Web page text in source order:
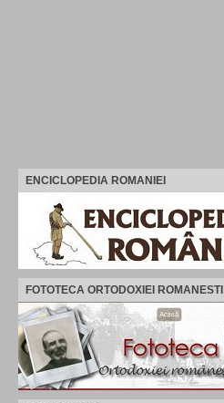
ENCICLOPEDIA ROMANIEI
FOTOTECA ORTODOXIEI ROMANESTI